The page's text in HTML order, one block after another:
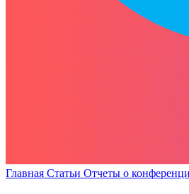
Главная Статьи Отчеты о